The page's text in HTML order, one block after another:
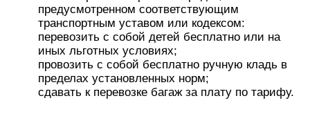
предусмотренном соответствующим
транспортным уставом или кодексом:
перевозить с собой детей бесплатно или на
иных льготных условиях;
провозить с собой бесплатно ручную кладь в
пределах установленных норм;
сдавать к перевозке багаж за плату по тарифу.